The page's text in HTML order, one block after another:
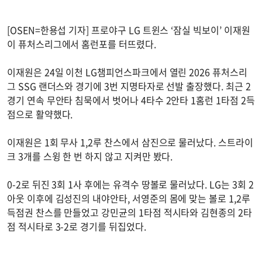
[OSEN=한용섭 기자] 프로야구 LG 트윈스 ‘잠실 빅보이’ 이재원
이 퓨처스리그에서 홈런포를 터뜨렸다.
이재원은 24일 이천 LG챔피언스파크에서 열린 2026 퓨처스리
그 SSG 랜더스와 경기에 3번 지명타자로 선발 출장했다. 최근 2
경기 연속 무안타 침묵에서 벗어나 4타수 2안타 1홈런 1타점 2득
점으로 활약했다.
이재원은 1회 무사 1,2루 찬스에서 삼진으로 물러났다. 스트라이
크 3개를 스윙 한 번 하지 않고 지켜만 봤다.
0-2로 뒤진 3회 1사 후에는 유격수 땅볼로 물러났다. LG는 3회 2
아웃 이후에 김성진의 내야안타, 서영준의 몸에 맞는 볼로 1,2루
득점권 찬스를 만들었고 강민균의 1타점 적시타와 김현종의 2타
점 적시타로 3-2로 경기를 뒤집었다.